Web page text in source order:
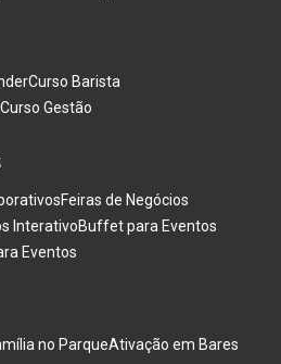
Curso Barista
Curso Gestão
Feiras de Negócios
InterativoBuffet para Eventos
Eventos
no ParqueAtivação em Bares